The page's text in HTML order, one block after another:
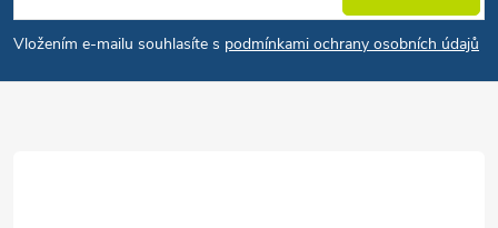
Vložením e-mailu souhlasíte s podmínkami ochrany osobních údajů